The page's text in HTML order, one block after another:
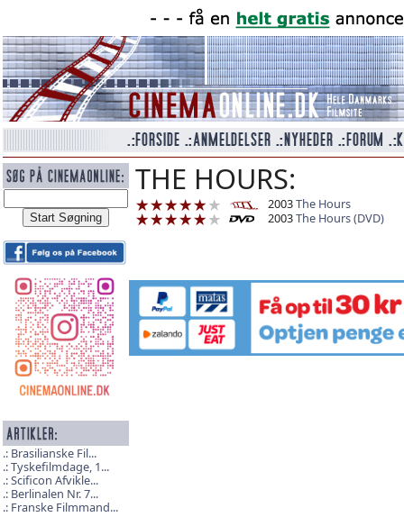
Brasilianske Fil...
Tyskefilmdage, 1...
Scificon Afvikle...
Berlinalen Nr. 7...
Franske Filmmand...
THE HOURS:
2003The Hours
2003The Hours (DVD)